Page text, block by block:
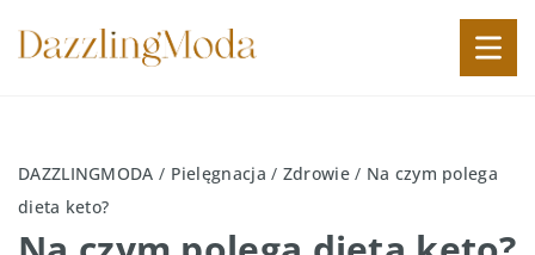
DAZZLINGMODA / Pielęgnacja / Zdrowie/ Na czym polega
dieta keto?